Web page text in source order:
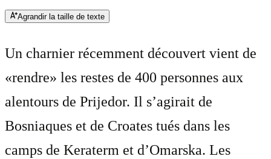
Agrandir la taille de texte
Un charnier récemment découvert vient de
«rendre» les restes de 400 personnes aux
alentours de Prijedor. Il s’agirait de
Bosniaques et de Croates tués dans les
camps de Keraterm et d’Omarska. Les